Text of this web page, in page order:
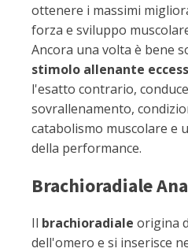
ottenere i massimi
forza e sviluppo
Ancora una volta è bene
stimolo allenante
l'esatto contrario,
sovrallenamento,
catabolismo muscolare e
della performance.
Brachioradiale
Il brachioradiale origina
dell'omero e si inserisce